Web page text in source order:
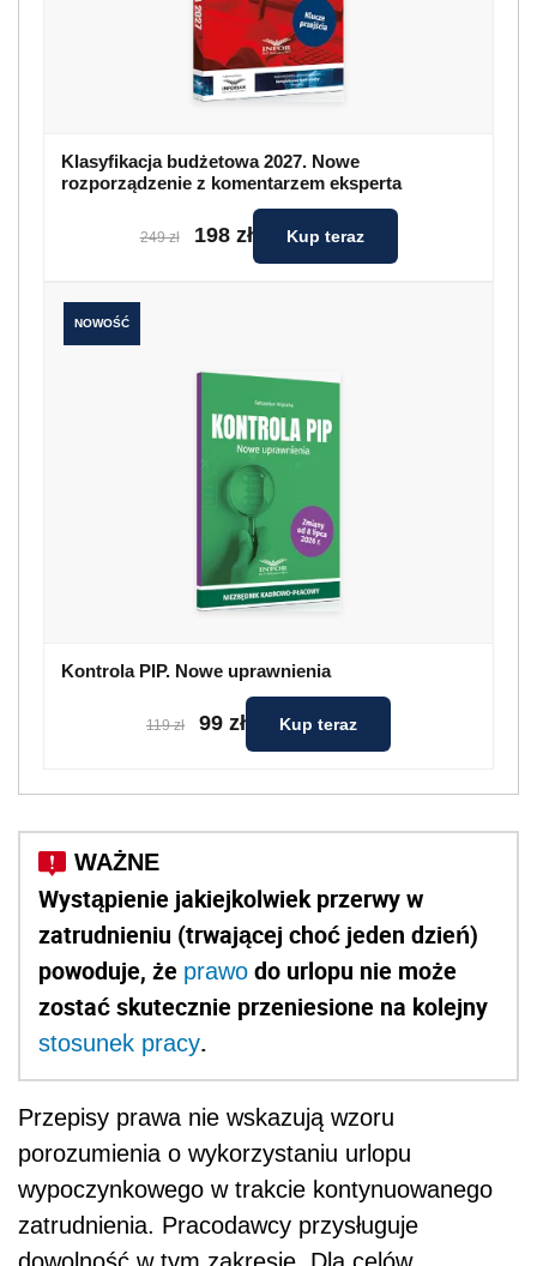
Klasyfikacja budżetowa 2027. Nowe
rozporządzenie z komentarzem eksperta
249 zł 198 zł Kup teraz
NOWOŚĆ
Kontrola PIP. Nowe uprawnienia
119 zł 99 zł Kup teraz
Wystąpienie jakiejkolwiek przerwy w
zatrudnieniu (trwającej choć jeden dzień)
powoduje, że prawo do urlopu nie może
zostać skutecznie przeniesione na kolejny
stosunek pracy.
Przepisy prawa nie wskazują wzoru
porozumienia o wykorzystaniu urlopu
wypoczynkowego w trakcie kontynuowanego
zatrudnienia. Pracodawcy przysługuje